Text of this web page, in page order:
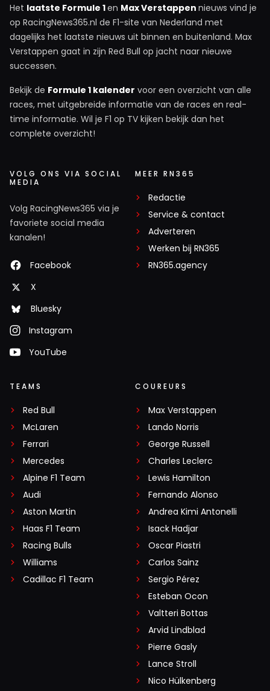
Het laatste Formule 1en Max Verstappen nieuws vind je
op RacingNews365.nl de F1-site van Nederland met
dagelijks het laatste nieuws uit binnen en buitenland. Max
Verstappen gaat in zijn Red Bull op jacht naar nieuwe
successen.
Bekijk de Formule 1 kalender voor een overzicht van alle
races, met uitgebreide informatie van de races en real-
time informatie. Wil je F1 op TV kijken bekijk dan het
complete overzicht!
VOLG ONS VIA SOCIAL
MEDIA
Volg RacingNews365 via je
favoriete social media
kanalen!
Facebook
X
Bluesky
Instagram
YouTube
MEER RN365
Redactie
Service & contact
Adverteren
Werken bij RN365
RN365.agency
TEAMS
Red Bull
McLaren
Ferrari
Mercedes
Alpine F1 Team
Audi
Aston Martin
Haas F1 Team
Racing Bulls
Williams
Cadillac F1 Team
COUREURS
Max Verstappen
Lando Norris
George Russell
Charles Leclerc
Lewis Hamilton
Fernando Alonso
Andrea Kimi Antonelli
Isack Hadjar
Oscar Piastri
Carlos Sainz
Sergio Pérez
Esteban Ocon
Valtteri Bottas
Arvid Lindblad
Pierre Gasly
Lance Stroll
Nico Hülkenberg